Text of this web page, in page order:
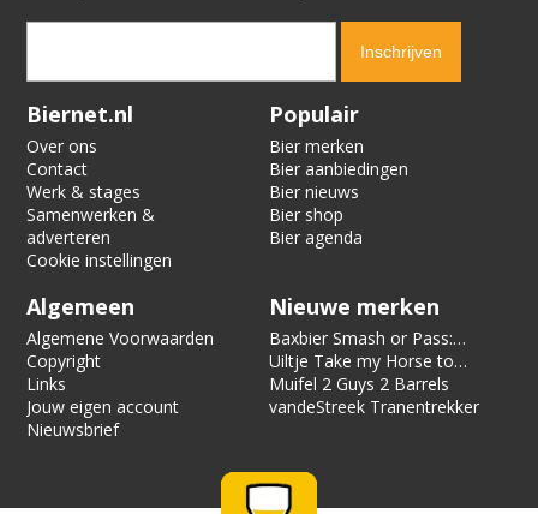
Verification code:
Biernet.nl
Over ons
Contact
Werk & stages
Samenwerken &
adverteren
Cookie instellingen
Populair
Bier merken
Bier aanbiedingen
Bier nieuws
Bier shop
Bier agenda
Algemeen
Algemene Voorwaarden
Copyright
Links
Jouw eigen account
Nieuwsbrief
Nieuwe merken
Baxbier Smash or Pass:
Strata
Uiltje Take my Horse to
the Hotel Room
Muifel 2 Guys 2 Barrels
vandeStreek Tranentrekker